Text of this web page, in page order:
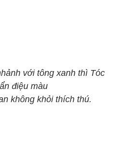
với tông xanh thì Tóc
điệu màu
không khỏi thích thú.